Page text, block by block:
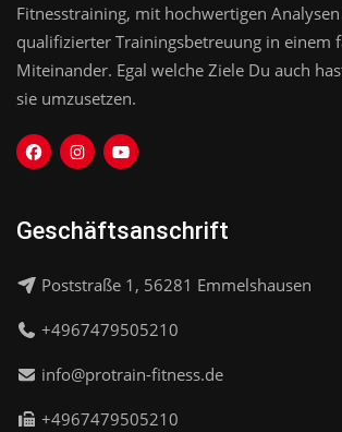
Fitnesstraining, mit hochwertigen
qualifizierter Trainingsbetreuung in einem
Miteinander. Egal welche Ziele Du auch
sie umzusetzen.
Geschäftsanschrift
Poststraße 1, 56281 Emmelshausen
+4967479505210
info@protrain-fitness.de
+4967479505210